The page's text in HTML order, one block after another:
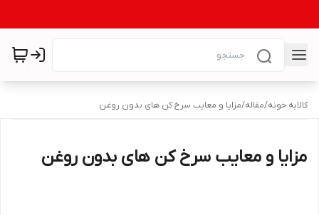
کالابه خونه/مقاله/مزایا و معایب سرخ کن های بدون روغن
مزایا و معایب سرخ کن های بدون روغن